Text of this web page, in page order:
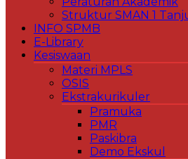
Struktur SMAN 1
INFO SPMB
E-Library
Kesiswaan
Materi MPLS
OSIS
Ekstrakurikuler
Pramuka
PMR
Paskibra
Demo Ekskul